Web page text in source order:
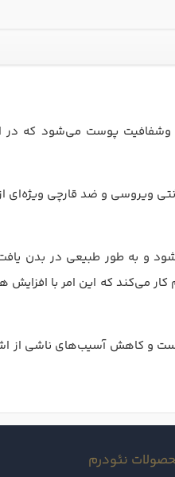
پوست می‌شود که در
آنتی ویروسی و ضد قارچی
و به طور طبیعی در بدن
کار می‌کند که این امر با
و کاهش آسیب‌های ناشی از
نئودرم